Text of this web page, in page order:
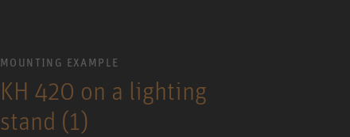
MOUNTING EXAMPLE
KH 420 on a lighting
stand (1)